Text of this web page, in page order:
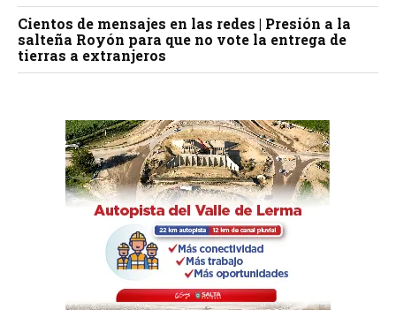
Cientos de mensajes en las redes | Presión a la
salteña Royón para que no vote la entrega de
tierras a extranjeros